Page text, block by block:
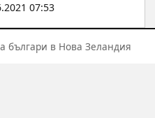
07:53
българи в Нова Зеландия